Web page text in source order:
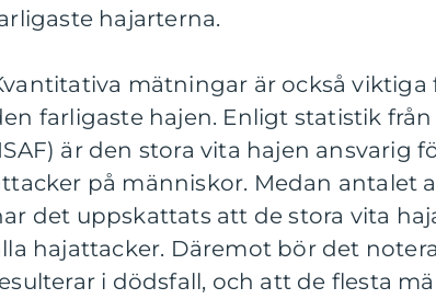
hajarterna.
mätningar är också
farligaste hajen. Enligt statistik
är den stora vita hajen ansvarig
på människor. Medan antalet
det uppskattats att de stora vita
hajattacker. Däremot bör det
i dödsfall, och att de flesta